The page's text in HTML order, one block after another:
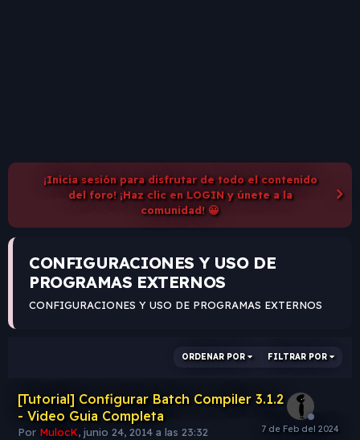
¡Inicia sesión para disfrutar de todo el contenido
del foro! ¡Haz clic en LOGIN y únete a la
comunidad! 😀
CONFIGURACIONES Y USO DE
PROGRAMAS EXTERNOS
CONFIGURACIONES Y USO DE PROGRAMAS EXTERNOS
ORDENAR POR FILTRAR POR
[Tutorial] Configurar Batch Compiler 3.1.2
- Video Guia Completa
Por MulocK, junio 24, 2014 a las 23:32